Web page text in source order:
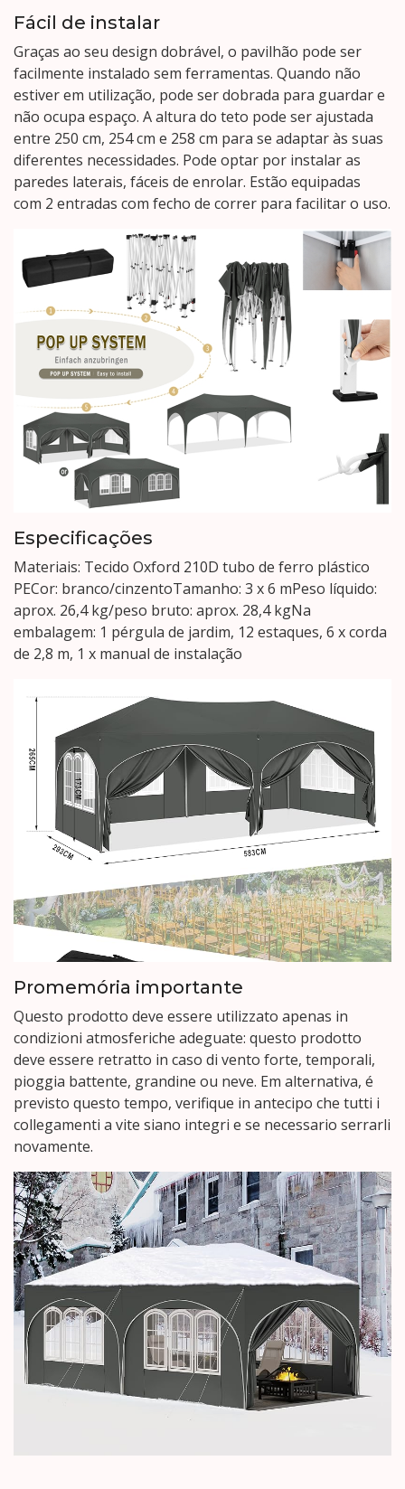
Fácil de instalar
Graças ao seu design dobrável, o pavilhão pode ser
facilmente instalado sem ferramentas. Quando não
estiver em utilização, pode ser dobrada para guardar e
não ocupa espaço. A altura do teto pode ser ajustada
entre 250 cm, 254 cm e 258 cm para se adaptar às suas
diferentes necessidades. Pode optar por instalar as
paredes laterais, fáceis de enrolar. Estão equipadas
com 2 entradas com fecho de correr para facilitar o uso.
Especificações
Materiais: Tecido Oxford 210D tubo de ferro plástico
PECor: branco/cinzentoTamanho: 3 x 6 mPeso líquido:
aprox. 26,4 kg/peso bruto: aprox. 28,4 kgNa
embalagem: 1 pérgula de jardim, 12 estaques, 6 x corda
de 2,8 m, 1 x manual de instalação
Promemória importante
Questo prodotto deve essere utilizzato apenas in
condizioni atmosferiche adeguate: questo prodotto
deve essere retratto in caso di vento forte, temporali,
pioggia battente, grandine ou neve. Em alternativa, é
previsto questo tempo, verifique in antecipo che tutti i
collegamenti a vite siano integri e se necessario serrarli
novamente.